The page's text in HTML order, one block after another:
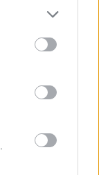
η
Γενικός